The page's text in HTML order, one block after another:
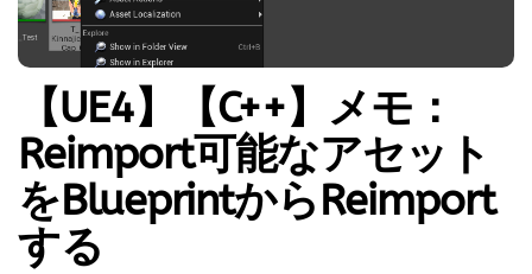
【UE4】【C++】メモ：
Reimport可能なアセット
をBlueprintからReimport
する